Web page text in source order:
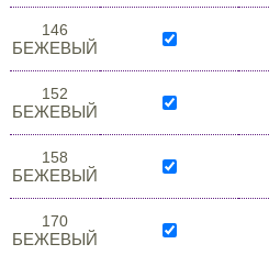
146
БЕЖЕВЫЙ
152
БЕЖЕВЫЙ
158
БЕЖЕВЫЙ
170
БЕЖЕВЫЙ